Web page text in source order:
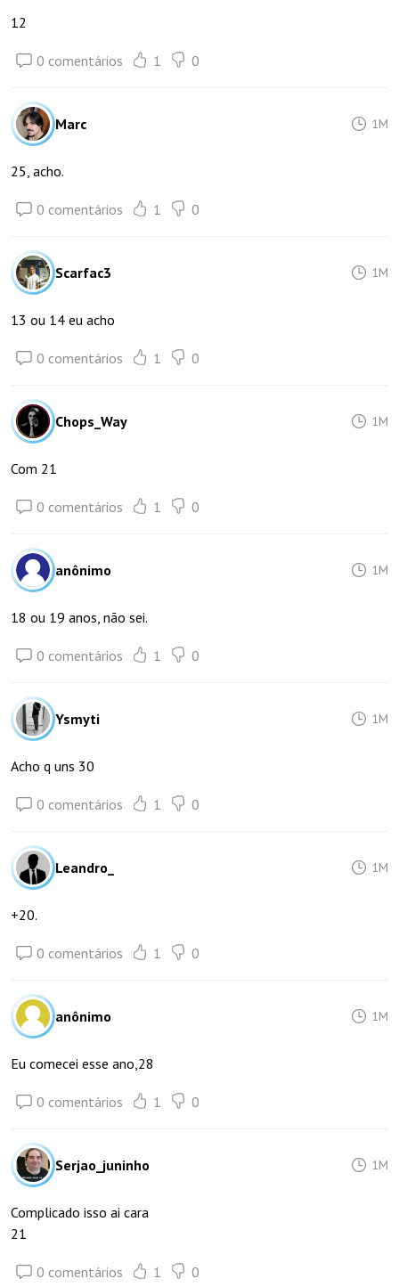
12
0 comentários 1 0
Marc 1M
25, acho.
0 comentários 1 0
Scarfac3 1M
13 ou 14 eu acho
0 comentários 1 0
Chops_Way 1M
Com 21
0 comentários 1 0
anônimo 1M
18 ou 19 anos, não sei.
0 comentários 1 0
Ysmyti 1M
Acho q uns 30
0 comentários 1 0
Leandro_ 1M
+20.
0 comentários 1 0
anônimo 1M
Eu comecei esse ano,28
0 comentários 1 0
Serjao_juninho 1M
Complicado isso ai cara
21
0 comentários 1 0